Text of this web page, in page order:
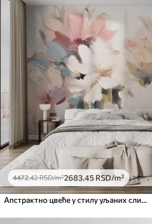
Стандард
.42 2683 .45RSD/m²
Премиум
5525.00 3315 .00RSD /m²
Премиум
.333800.00RSD/m²
Peel and Stick
8166.674900.00RSD/m²
4472.42RSD/m²2683 .45 RSD/m²